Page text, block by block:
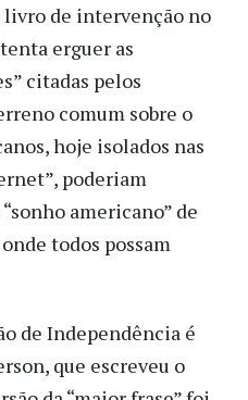
livro de intervenção no
erguer as
citadas pelos
comum sobre o
hoje isolados nas
poderiam
americano” de
todos possam
de Independência é
que escreveu o